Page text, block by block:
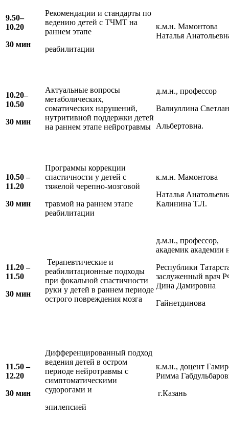
9.50–
10.20
30 мин
Рекомендации и стандарты по
ведению детей с ТЧМТ на
раннем этапе
реабилитации
к.м.н. Мамонтова
Наталья
10.20–
10.50
30 мин
Актуальные вопросы
метаболических,
соматических нарушений,
нутритивной поддержки детей
на раннем этапе нейротравмы
д.м.н., профессор
Валиуллина
Альбертовна.
10.50 –
11.20
30 мин
Программы коррекции
спастичности у детей с
тяжелой черепно-мозговой
травмой на раннем этапе
реабилитации
к.м.н. Мамонтова
Наталья
Калинина Т.Л.
11.20 –
11.50
30 мин
Терапевтические и
реабилитационные подходы
при фокальной спастичности
руки у детей в раннем периоде
острого повреждения мозга
д.м.н., профессор,
академик академии
Республики
заслуженный врач
Дина Дамировна
Гайнетдинова
11.50 –
12.20
30 мин
Дифференцированный подход
ведения детей в остром
периоде нейротравмы с
симптоматическими
судорогами и
эпилепсией
к.м.н., доцент
Римма
г.Казань